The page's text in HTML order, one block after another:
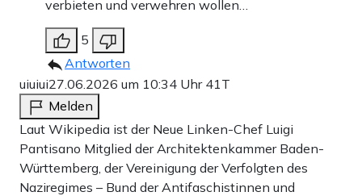
verbieten und verwehren wollen…
5
Antworten
uiuiui27.06.2026 um 10:34 Uhr 41T
Melden
Laut Wikipedia ist der Neue Linken-Chef Luigi
Pantisano Mitglied der Architektenkammer Baden-
Württemberg, der Vereinigung der Verfolgten des
Naziregimes – Bund der Antifaschistinnen und